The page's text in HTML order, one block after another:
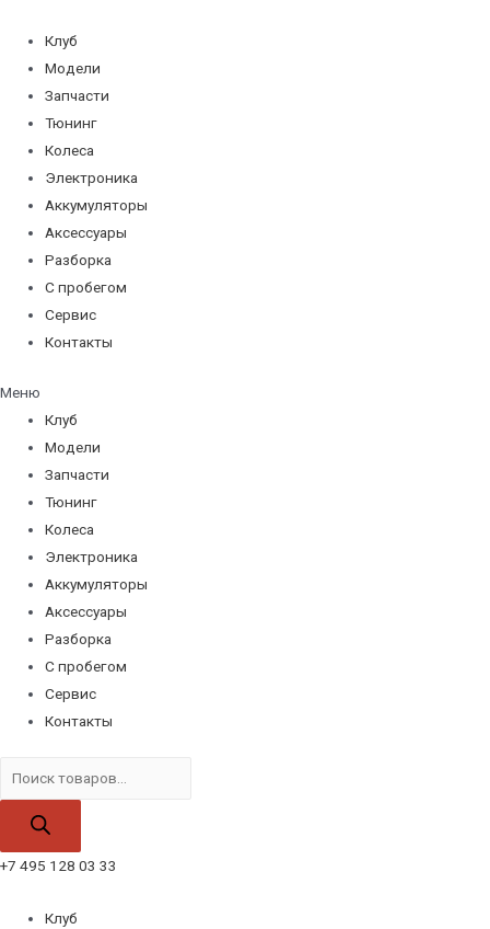
содержимому
Клуб
Модели
Запчасти
Тюнинг
Колеса
Электроника
Аккумуляторы
Аксессуары
Разборка
С пробегом
Сервис
Контакты
Меню
Клуб
Модели
Запчасти
Тюнинг
Колеса
Электроника
Аккумуляторы
Аксессуары
Разборка
С пробегом
Сервис
Контакты
товаров
+7 495 128 03 33
Клуб